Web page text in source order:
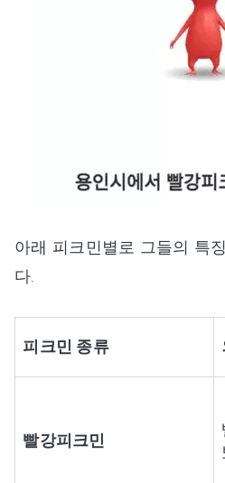
아래 피크민별로 그들의 특
다.
피크민 종류
빨강피크민